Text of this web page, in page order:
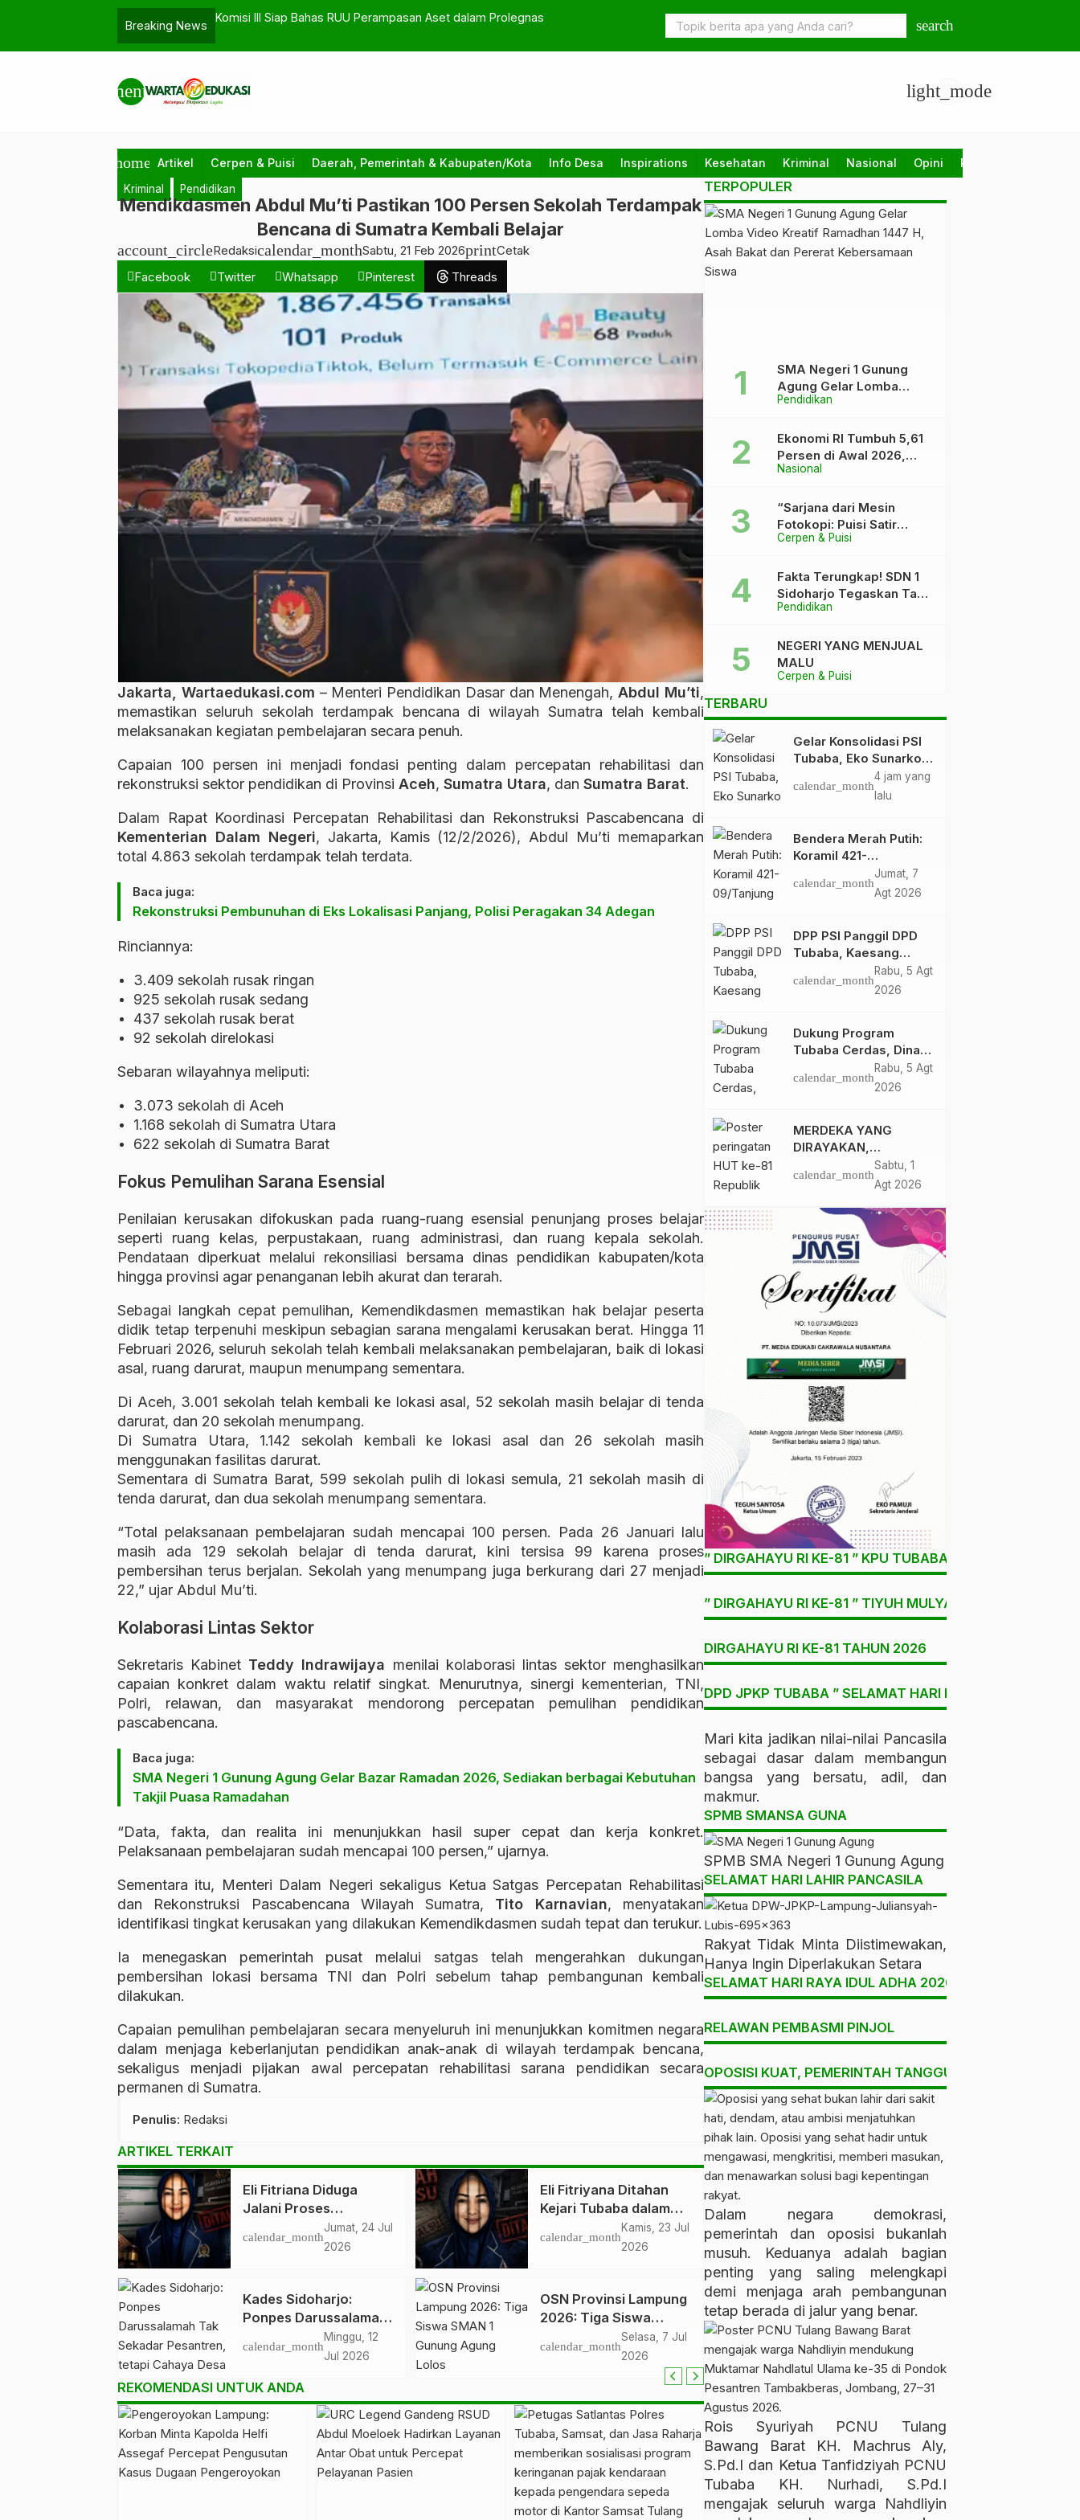
Breaking News
Golkar Tubaba Salurkan Santunan untuk Keluarga Korban Kecelakaan melalui
Skandal Dana Desa di Lampung Selatan, Kades Bangunan Jadi Tersangka
search
menu light_mode
home Artikel Cerpen & Puisi Daerah, Pemerintah & Kabupaten/Kota Info Desa Inspirations Kesehatan Kriminal Nasional Opini Pendidikan
Kriminal Pendidikan
Mendikdasmen Abdul Mu’ti Pastikan 100 Persen Sekolah Terdampak
Bencana di Sumatra Kembali Belajar
account_circleRedaksicalendar_monthSabtu, 21 Feb 2026printCetak
Facebook
Twitter Whatsapp Pinterest Threads
Jakarta, Wartaedukasi.com – Menteri Pendidikan Dasar dan Menengah,Abdul Mu’ti,
memastikan seluruh sekolah terdampak bencana di wilayah Sumatra telah kembali
melaksanakan kegiatan pembelajaran secara penuh.
Capaian 100 persen ini menjadi fondasi penting dalam percepatan rehabilitasi dan
rekonstruksi sektor pendidikan di Provinsi Aceh, Sumatra Utara, dan Sumatra Barat.
Dalam Rapat Koordinasi Percepatan Rehabilitasi dan Rekonstruksi Pascabencana di
Kementerian Dalam Negeri, Jakarta, Kamis (12/2/2026), Abdul Mu’ti memaparkan
total 4.863 sekolah terdampak telah terdata.
Baca juga:
Rekonstruksi Pembunuhan di Eks Lokalisasi Panjang, Polisi Peragakan 34 Adegan
Rinciannya:
3.409 sekolah rusak ringan
925 sekolah rusak sedang
437 sekolah rusak berat
92 sekolah direlokasi
Sebaran wilayahnya meliputi:
3.073 sekolah di Aceh
1.168 sekolah di Sumatra Utara
622 sekolah di Sumatra Barat
Fokus Pemulihan Sarana Esensial
Penilaian kerusakan difokuskan pada ruang-ruang esensial penunjang proses belajar
seperti ruang kelas, perpustakaan, ruang administrasi, dan ruang kepala sekolah.
Pendataan diperkuat melalui rekonsiliasi bersama dinas pendidikan kabupaten/kota
hingga provinsi agar penanganan lebih akurat dan terarah.
Sebagai langkah cepat pemulihan, Kemendikdasmen memastikan hak belajar peserta
didik tetap terpenuhi meskipun sebagian sarana mengalami kerusakan berat. Hingga 11
Februari 2026, seluruh sekolah telah kembali melaksanakan pembelajaran, baik di lokasi
asal, ruang darurat, maupun menumpang sementara.
Di Aceh, 3.001 sekolah telah kembali ke lokasi asal, 52 sekolah masih belajar di tenda
darurat, dan 20 sekolah menumpang.
Di Sumatra Utara, 1.142 sekolah kembali ke lokasi asal dan 26 sekolah masih
menggunakan fasilitas darurat.
Sementara di Sumatra Barat, 599 sekolah pulih di lokasi semula, 21 sekolah masih di
tenda darurat, dan dua sekolah menumpang sementara.
“Total pelaksanaan pembelajaran sudah mencapai 100 persen. Pada 26 Januari lalu
masih ada 129 sekolah belajar di tenda darurat, kini tersisa 99 karena proses
pembersihan terus berjalan. Sekolah yang menumpang juga berkurang dari 27 menjadi
22,” ujar Abdul Mu’ti.
Kolaborasi Lintas Sektor
Sekretaris Kabinet Teddy Indrawijaya menilai kolaborasi lintas sektor menghasilkan
capaian konkret dalam waktu relatif singkat. Menurutnya, sinergi kementerian, TNI,
Polri, relawan, dan masyarakat mendorong percepatan pemulihan pendidikan
pascabencana.
Baca juga:
SMA Negeri 1 Gunung Agung Gelar Bazar Ramadan 2026, Sediakan berbagai Kebutuhan
Takjil Puasa Ramadahan
“Data, fakta, dan realita ini menunjukkan hasil super cepat dan kerja konkret.
Pelaksanaan pembelajaran sudah mencapai 100 persen,” ujarnya.
Sementara itu, Menteri Dalam Negeri sekaligus Ketua Satgas Percepatan Rehabilitasi
dan Rekonstruksi Pascabencana Wilayah Sumatra, Tito Karnavian, menyatakan
identifikasi tingkat kerusakan yang dilakukan Kemendikdasmen sudah tepat dan terukur.
Ia menegaskan pemerintah pusat melalui satgas telah mengerahkan dukungan
pembersihan lokasi bersama TNI dan Polri sebelum tahap pembangunan kembali
dilakukan.
Capaian pemulihan pembelajaran secara menyeluruh ini menunjukkan komitmen negara
dalam menjaga keberlanjutan pendidikan anak-anak di wilayah terdampak bencana,
sekaligus menjadi pijakan awal percepatan rehabilitasi sarana pendidikan secara
permanen di Sumatra.
Penulis: Redaksi
ARTIKEL TERKAIT
Eli Fitriana Diduga
Jalani Proses
Persidangan, Data
SIPP PN Menggala
calendar_month
Jumat, 24 Jul
2026
Eli Fitriyana Ditahan
Kejari Tubaba dalam
Dugaan Kasus Ijazah
Palsu, Publik Tunggu
calendar_month
Kamis, 23 Jul
2026
Kades Sidoharjo:
Ponpes Darussalamah
Pesantren, tetapi
calendar_month
Minggu, 12
Jul 2026
OSN Provinsi Lampung
2026: Tiga Siswa
SMAN 1 Gunung Agung
Lolos
calendar_month
Selasa, 7 Jul
2026
REKOMENDASI UNTUK ANDA
TERPOPULER
Pendidikan
SMA Negeri 1 Gunung
Agung Gelar Lomba
Video Kreatif Ramadhan
Pererat Kebersamaan
Siswa
Nasional
Ekonomi RI Tumbuh 5,61
Persen di Awal 2026,
Pemerintah Klaim Keluar
Cerpen & Puisi
“Sarjana dari Mesin
Fotokopi: Puisi Satir
tentang Kursi DPR dan
Pendidikan
Fakta Terungkap! SDN 1
Sidoharjo Tegaskan Tak
Pernah Tuduh Santri Soal
Cerpen & Puisi
NEGERI YANG MENJUAL
MALU
TERBARU
Gelar Konsolidasi PSI
Tubaba, Eko Sunarko
calendar_month
4 jam yang
lalu
Bendera Merah Putih:
Koramil 421-
09/Tanjung Bintang
Ajak Warga Kibarkan
RI
calendar_month
Jumat, 7
Agt 2026
DPP PSI Panggil DPD
Tubaba, Kaesang
Pangarep Beri Pesan
Khusus: Bentuk
2029
calendar_month
Rabu, 5 Agt
2026
Dukung Program
Tubaba Cerdas, Dinas
Perpustakaan Layani
Santri Ponpes Darul
Keliling
calendar_month
Rabu, 5 Agt
2026
MERDEKA YANG
DIRAYAKAN,
KEADILAN YANG
MASIH
calendar_month
Sabtu, 1
Agt 2026
” DIRGAHAYU RI KE-81 ” KPU TUBABA
” DIRGAHAYU RI KE-81 ” TIYUH MULYA SARI
DIRGAHAYU RI KE-81 TAHUN 2026
DPD JPKP TUBABA ” SELAMAT HARI LAHIR PANCASILA “
Mari kita jadikan nilai-nilai Pancasila
sebagai dasar dalam membangun
bangsa yang bersatu, adil, dan
makmur.
SPMB SMANSA GUNA
SPMB SMA Negeri 1 Gunung Agung
SELAMAT HARI LAHIR PANCASILA
Rakyat Tidak Minta Diistimewakan,
Hanya Ingin Diperlakukan Setara
SELAMAT HARI RAYA IDUL ADHA 2026
RELAWAN PEMBASMI PINJOL
OPOSISI KUAT, PEMERINTAH TANGGUH, RAKYAT
Dalam negara demokrasi,
pemerintah dan oposisi bukanlah
musuh. Keduanya adalah bagian
penting yang saling melengkapi
demi menjaga arah pembangunan
tetap berada di jalur yang benar.
Rois Syuriyah PCNU Tulang
Bawang Barat KH. Machrus Aly,
S.Pd.I dan Ketua Tanfidziyah PCNU
Tubaba KH. Nurhadi, S.Pd.I
mengajak seluruh warga Nahdliyin